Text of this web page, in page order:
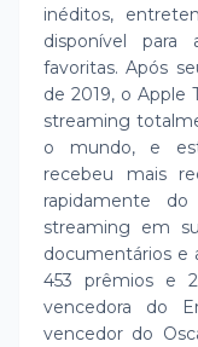
inéditos,
disponível
favoritas. Após
de 2019, o Apple
streaming
o mundo, e
recebeu mais
rapidamente
streaming em
documentários e
453 prêmios e
vencedora do
vencedor do